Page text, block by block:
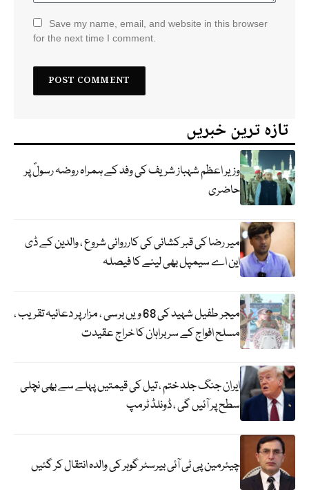
Save my name, email, and website in this browser
for the next time I comment.
تازہ ترین خبریں
وزیر اعظم شہباز شریف کی وفد کے ہمراہ روضہ رسولؐ پر
حاضری
میر رضا کی قبر کشائی کی کارروائی شروع ، والدین کے ڈی
این اے سیمپل بھی لینے کا فیصلہ
میجر طفیل شہید کی 68 ویں برسی ، مزار پر دعائیہ تقریب ،
مسلح افواج کے سربراہان کا خراج عقیدت
ایران جنگ جلد ختم ، تیل کی قیمتیں پہلے سے بھی نچلی
سطح پر آئیں گی ، ڈونلڈ ٹرمپ
چیئرمین پی ٹی آئی بیرسٹر گوہر کی والدہ انتقال کر گئیں